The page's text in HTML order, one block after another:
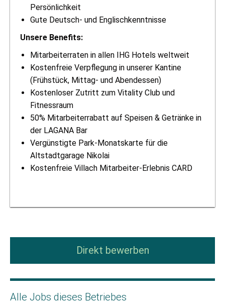
Persönlichkeit
Gute Deutsch- und Englischkenntnisse
Unsere Benefits:
Mitarbeiterraten in allen IHG Hotels weltweit
Kostenfreie Verpflegung in unserer Kantine
(Frühstück, Mittag- und Abendessen)
Kostenloser Zutritt zum Vitality Club und
Fitnessraum
50% Mitarbeiterrabatt auf Speisen & Getränke in
der LAGANA Bar
Vergünstigte Park-Monatskarte für die
Altstadtgarage Nikolai
Kostenfreie Villach Mitarbeiter-Erlebnis CARD
Direkt bewerben
Alle Jobs dieses Betriebes